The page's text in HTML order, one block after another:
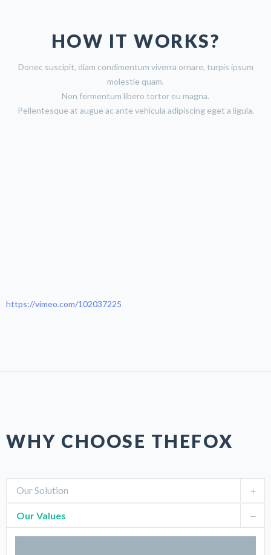
HOW IT WORKS?
Donec suscipit, diam condimentum viverra ornare, turpis ipsum
molestie quam.
Non fermentum libero tortor eu magna.
Pellentesque at augue ac ante vehicula adipiscing eget a ligula.
https://vimeo.com/102037225
WHY CHOOSE THEFOX
Our Solution
Our Values